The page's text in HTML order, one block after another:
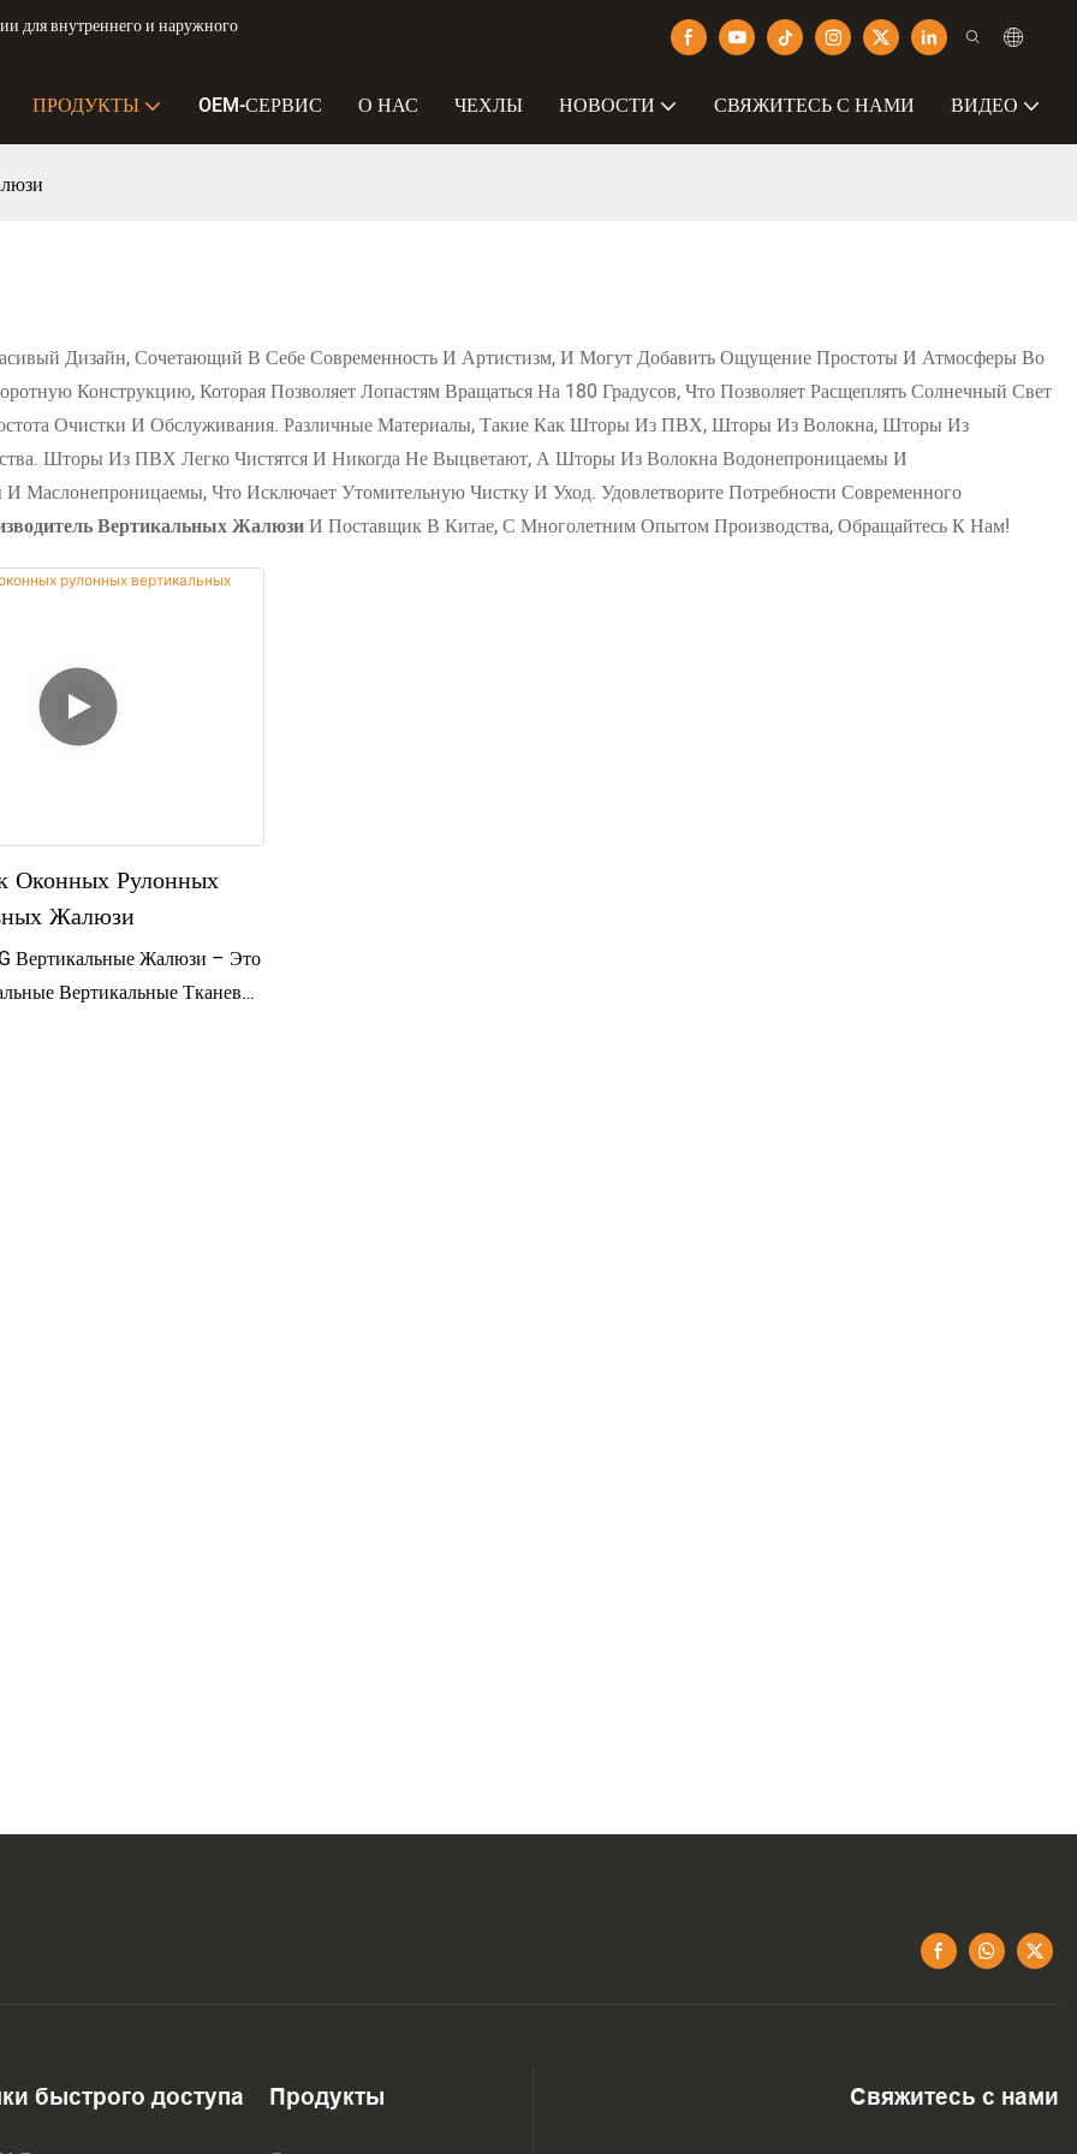
для внутреннего и наружного
ПРОДУКТЫ OEM-СЕРВИС О НАС ЧЕХЛЫ НОВОСТИ СВЯЖИТЕСЬ С НАМИ ВИДЕО
Дизайн, Сочетающий В Себе Современность И Артистизм, И Могут Добавить Ощущение Простоты И Атмосферы Во
Конструкцию, Которая Позволяет Лопастям Вращаться На 180 Градусов, Что Позволяет Расщеплять Солнечный Свет
Очистки И Обслуживания. Различные Материалы, Такие Как Шторы Из ПВХ, Шторы Из Волокна, Шторы Из
Шторы Из ПВХ Легко Чистятся И Никогда Не Выцветают, А Шторы Из Волокна Водонепроницаемы И
Что Исключает Утомительную Чистку И Уход. Удовлетворите Потребности Современного
Вертикальных ЖалюзиИ Поставщик В Китае, С Многолетним Опытом Производства, Обращайтесь К Нам!
Оконных Рулонных
Жалюзи
Вертикальные Жалюзи – Это
Вертикальные Тканевые
быстрого доступа Продукты Свяжитесь с нами